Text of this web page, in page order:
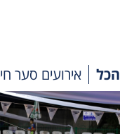
הכל אירועים סער חי